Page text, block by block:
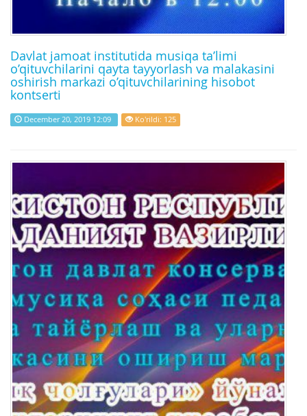
Davlat jamoat institutida musiqa ta’limi
o’qituvchilarini qayta tayyorlash va malakasini
oshirish markazi o’qituvchilarining hisobot
kontserti
December 20, 2019 12:09 Ko'rildi: 125